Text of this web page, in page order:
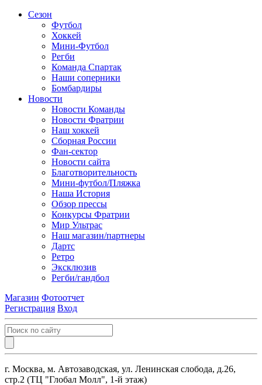
Сезон
Футбол
Хоккей
Мини-Футбол
Регби
Команда Спартак
Наши соперники
Бомбардиры
Новости
Новости Команды
Новости Фратрии
Наш хоккей
Сборная России
Фан-cектор
Новости сайта
Благотворительность
Мини-футбол/Пляжка
Наша История
Обзор прессы
Конкурсы Фратрии
Мир Ультрас
Наш магазин/партнеры
Дартс
Ретро
Эксклюзив
Регби/гандбол
Магазин Фотоотчет
Регистрация Вход
г. Москва, м. Автозаводская, ул. Ленинская слобода, д.26,
стр.2 (ТЦ "Глобал Молл", 1-й этаж)